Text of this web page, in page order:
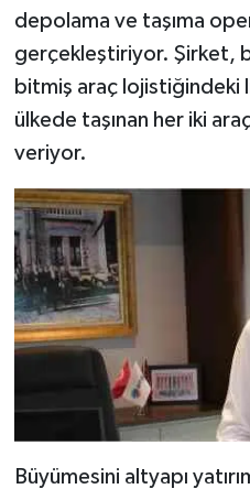
depolama ve taşıma
gerçekleştiriyor. Şirket,
bitmiş araç lojistiğindeki
ülkede taşınan her iki
veriyor.
Büyümesini altyapı